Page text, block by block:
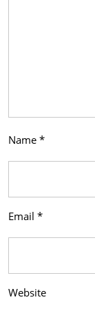
Name *
Email *
Website